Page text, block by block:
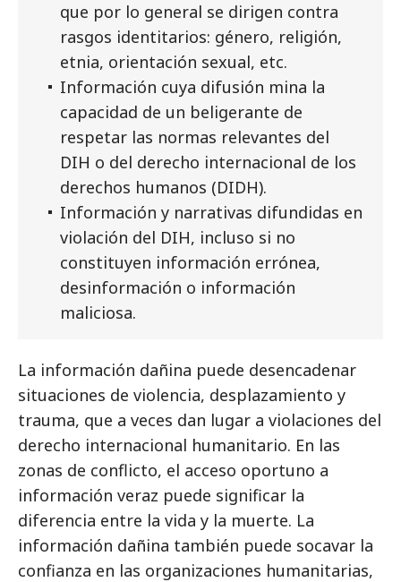
que por lo general se dirigen contra
rasgos identitarios: género, religión,
etnia, orientación sexual, etc.
Información cuya difusión mina la
capacidad de un beligerante de
respetar las normas relevantes del
DIH o del derecho internacional de los
derechos humanos (DIDH).
Información y narrativas difundidas en
violación del DIH, incluso si no
constituyen información errónea,
desinformación o información
maliciosa.
La información dañina puede desencadenar
situaciones de violencia, desplazamiento y
trauma, que a veces dan lugar a violaciones del
derecho internacional humanitario. En las
zonas de conflicto, el acceso oportuno a
información veraz puede significar la
diferencia entre la vida y la muerte. La
información dañina también puede socavar la
confianza en las organizaciones humanitarias,